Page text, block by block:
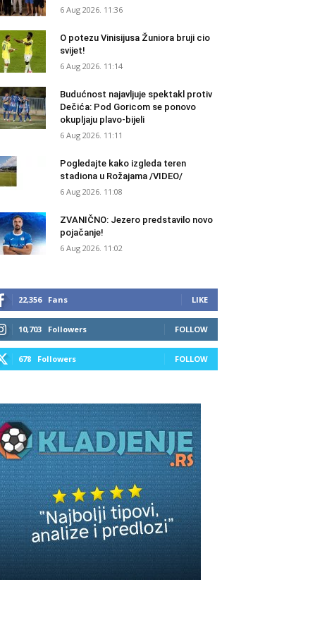
6 Aug 2026. 11:36
O potezu Vinisijusa Žuniora bruji cio
svijet!
6 Aug 2026. 11:14
Budućnost najavljuje spektakl protiv
Dečića: Pod Goricom se ponovo
okupljaju plavo-bijeli
6 Aug 2026. 11:11
Pogledajte kako izgleda teren
stadiona u Rožajama /VIDEO/
6 Aug 2026. 11:08
ZVANIČNO: Jezero predstavilo novo
pojačanje!
6 Aug 2026. 11:02
22,356 Fans LIKE
10,703 Followers FOLLOW
678 Followers FOLLOW